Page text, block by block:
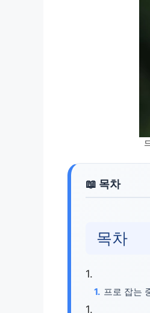
목차
프로 잡는